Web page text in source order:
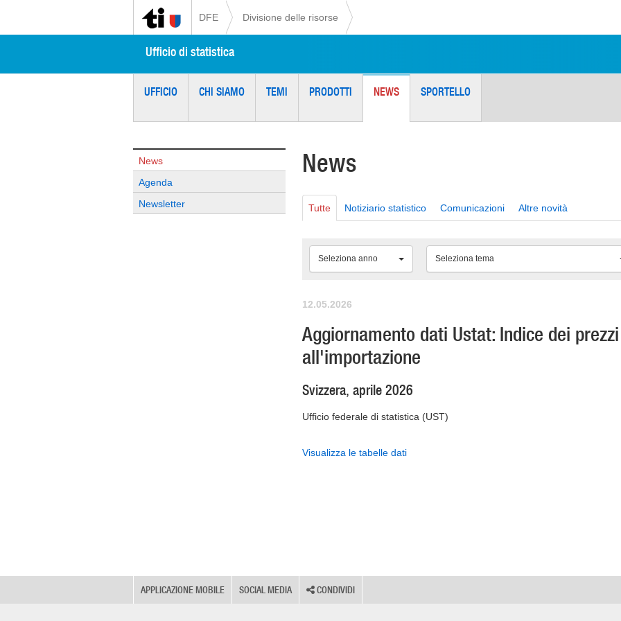
DFE Divisione delle risorse
Ufficio di statistica
UFFICIO CHI SIAMO TEMI PRODOTTI NEWS SPORTELLO
News
Agenda
Newsletter
News
Tutte Notiziario statistico Comunicazioni Altre novità
Seleziona anno Seleziona tema
12.05.2026
Aggiornamento dati Ustat: Indice dei
all'importazione
Svizzera, aprile 2026
Ufficio federale di statistica (UST)
Visualizza le tabelle dati
APPLICAZIONE MOBILE SOCIAL MEDIA CONDIVIDI